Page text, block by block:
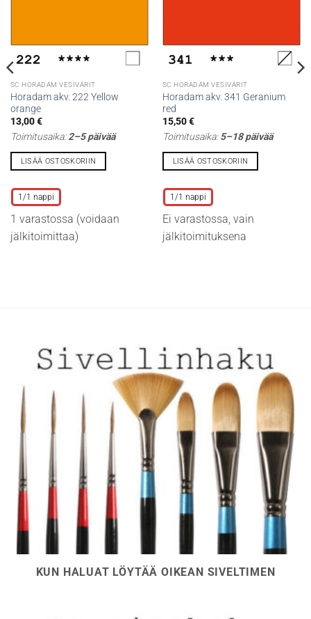
SC HORADAM VESIVÄRIT
Horadam akv. 222 Yellow
orange
13,00€
Toimitusaika:2–5 päivää
LISÄÄ OSTOSKORIIN
tuotteella
on
useampi
muunnelma.
1/1 nappi
1 varastossa (voidaan
jälkitoimittaa)
SC HORADAM VESIVÄRIT
Horadam akv. 341 Geranium
red
15,50€
Toimitusaika:5–18 päivää
LISÄÄ OSTOSKORIIN
tuotteella
on
useampi
muunnelma.
1/1 nappi
Ei varastossa, vain
jälkitoimituksena
KUN HALUAT LÖYTÄÄ OIKEAN SIVELTIMEN